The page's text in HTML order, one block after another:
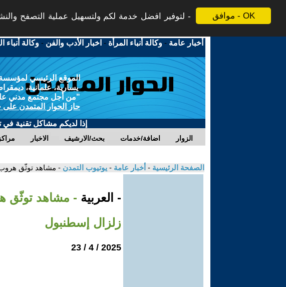
موافق - OK
لتوفير افضل خدمة لكم ولتسهيل عملية التصفح
أخبار عامة -وكالة أنباء المرأة - اخبار الأدب والفن -وكالة أنباء
الموقع الرئيسي لمؤسسة
يسارية، علمانية،
"من أجل مجتمع مدني
حاز الحوار المتمدن على
إذا لديكم مشاكل تقنية في
مراكز الاخبار بحث/الارشيف اضافة/خدمات الزوار
الصفحة الرئيسية - أخبار عامة - يوتيوب التمدن - مشاهد توثّق
- العربية - مشاهد توثّق
زلزال إسطنبول
2025 / 4 / 23